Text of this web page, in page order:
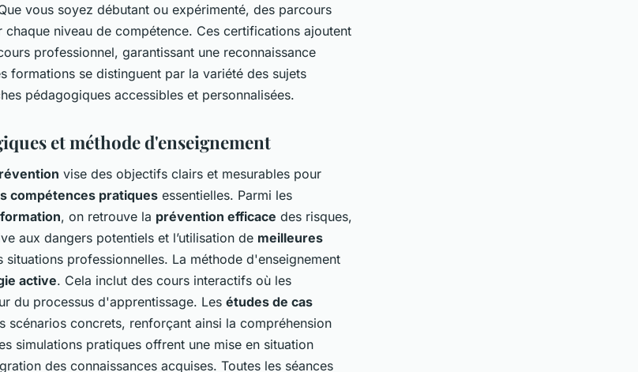
vous soyez débutant ou expérimenté, des parcours
chaque niveau de compétence. Ces certifications ajoutent
professionnel, garantissant une reconnaissance
formations se distinguent par la variété des sujets
pédagogiques accessibles et personnalisées.
et méthode d'enseignement
vise des objectifs clairs et mesurables pour
compétences pratiques essentielles. Parmi les
, on retrouve la prévention efficace des risques,
aux dangers potentiels et l’utilisation de meilleures
situations professionnelles. La méthode d'enseignement
active. Cela inclut des cours interactifs où les
du processus d'apprentissage. Les études de cas
scénarios concrets, renforçant ainsi la compréhension
simulations pratiques offrent une mise en situation
des connaissances acquises. Toutes les séances